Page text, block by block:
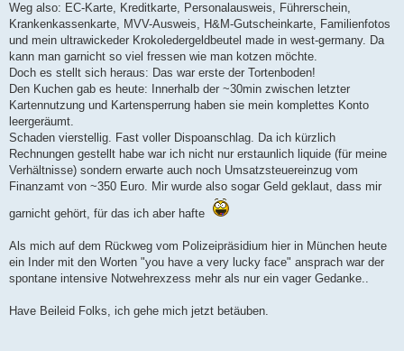
Weg also: EC-Karte, Kreditkarte, Personalausweis, Führerschein,
Krankenkassenkarte, MVV-Ausweis, H&M-Gutscheinkarte, Familienfotos
und mein ultrawickeder Krokoledergeldbeutel made in west-germany. Da
kann man garnicht so viel fressen wie man kotzen möchte.
Doch es stellt sich heraus: Das war erste der Tortenboden!
Den Kuchen gab es heute: Innerhalb der ~30min zwischen letzter
Kartennutzung und Kartensperrung haben sie mein komplettes Konto
leergeräumt.
Schaden vierstellig. Fast voller Dispoanschlag. Da ich kürzlich
Rechnungen gestellt habe war ich nicht nur erstaunlich liquide (für meine
Verhältnisse) sondern erwarte auch noch Umsatzsteuereinzug vom
Finanzamt von ~350 Euro. Mir wurde also sogar Geld geklaut, dass mir
garnicht gehört, für das ich aber hafte
Als mich auf dem Rückweg vom Polizeipräsidium hier in München heute
ein Inder mit den Worten "you have a very lucky face" ansprach war der
spontane intensive Notwehrexzess mehr als nur ein vager Gedanke..
Have Beileid Folks, ich gehe mich jetzt betäuben.